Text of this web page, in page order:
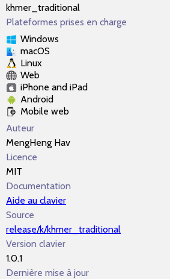
khmer_traditional
Plateformes prises en charge
Windows
macOS
Linux
Web
iPhone and iPad
Android
Mobile web
Auteur
MengHeng Hav
Licence
MIT
Documentation
Aide au clavier
Source
release/k/khmer_traditional
Version clavier
1.0.1
Dernière mise à jour